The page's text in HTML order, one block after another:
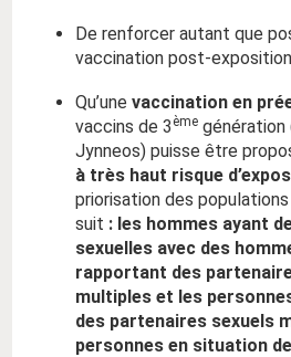
De renforcer autant que
vaccination post-
Qu’une vaccination en
vaccins de 3 ème génération
Jynneos) puisse être
à très haut risque
priorisation des
suit : les hommes ayant
sexuelles avec des
rapportant des
multiples et les
des partenaires sexuels
personnes en situation